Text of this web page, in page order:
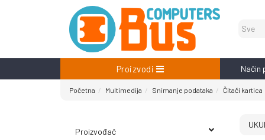
Proizvodi Način
Početna Multimedija Snimanje podataka Čitači kartica
Proizvođač